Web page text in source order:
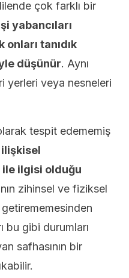
çok farklı bir
yabancıları
onları tanıdık
düşünür. Aynı
yerleri veya nesneleri
tespit edememiş
ilişkisel
ilgisi olduğu
zihinsel ve fiziksel
getirememesinden
bu gibi durumları
safhasının bir